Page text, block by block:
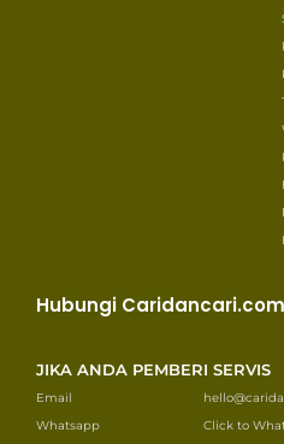
Hubungi Caridancari.com
JIKA ANDA PEMBERI SERVIS
Email
Whatsapp
Click to